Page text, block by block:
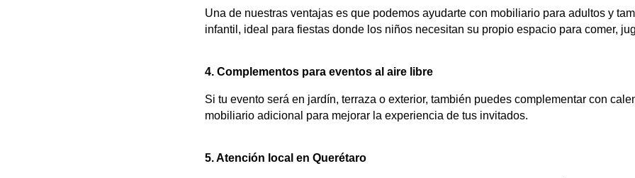
Una de nuestras ventajas es que podemos ayudarte con mobiliario para adultos y
infantil, ideal para fiestas donde los niños necesitan su propio espacio para comer,
4. Complementos para eventos al aire libre
Si tu evento será en jardín, terraza o exterior, también puedes complementar con
mobiliario adicional para mejorar la experiencia de tus invitados.
5. Atención local en Querétaro